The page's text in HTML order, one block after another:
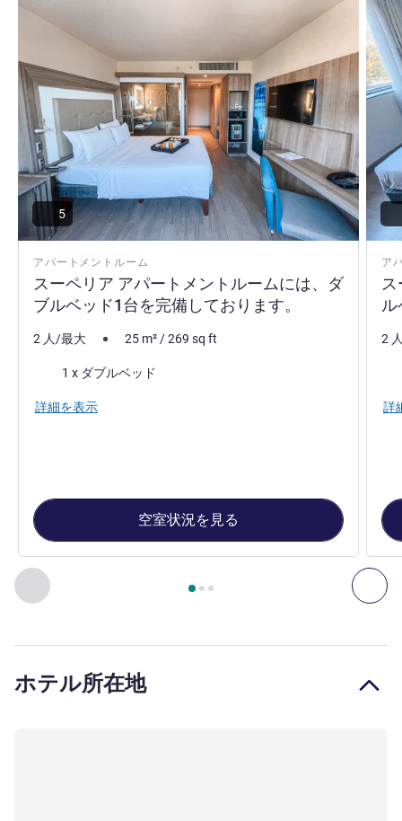
いできるのを楽しみにしています。
Tatiane Ramos ホテル経営
前に戻る - アパートメントルーム 次
3 ページ中 , アパートメントルーム 1 : スーペリ
アパートメントルーム
スーペリア アパートメントルームには、ダ
ブルベッド1台を完備しております。
5
2 人/最大 25 m²/269 sq ft
1 x ダブルベッド
詳細を表示
空室状況を見る
ア
2
詳
ホテル所在地